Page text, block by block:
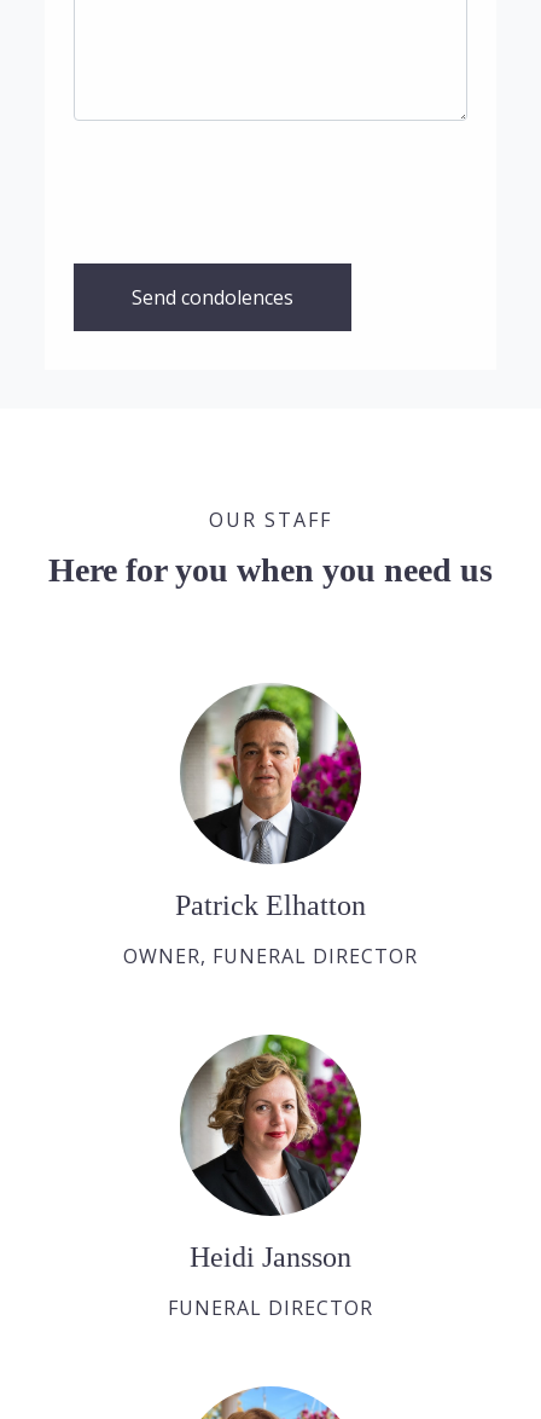
Send condolences
OUR STAFF
Here for you when you need us
Patrick Elhatton
OWNER, FUNERAL DIRECTOR
Heidi Jansson
FUNERAL DIRECTOR